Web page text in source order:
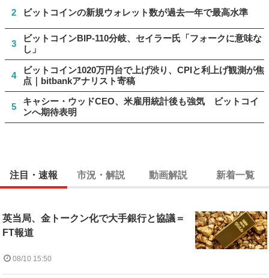
2 ビットコインの新規ウォレット数が過去一年で最高水準
3
ビットコインBIP-110分岐、セイラー氏「フォークに意味な
し」
4
ビットコイン1020万円台で上げ渋り、CPIと利上げ観測が焦
点｜bitbankアナリスト寄稿
5
キャシー・ウッドCEO、米雇用統計後も強気 ビットコイ
ンへ期待表明
注目・速報 市況・解説 動画解説 新着一覧
英当局、金トークン化で大手銀行と協議＝
FT報道
08/10 15:50